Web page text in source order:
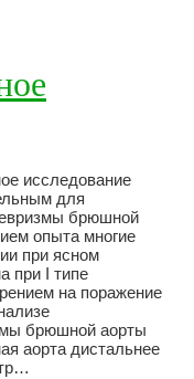
исследование
для
брюшной
опыта многие
при ясном
при I типе
на поражение
брюшной аорты
аорта дистальнее